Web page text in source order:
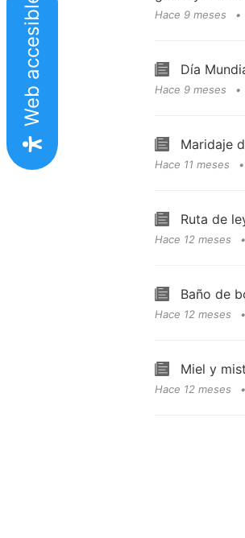
Hace 9 meses
Día
Hace 9 meses
Maridaje
Hace 11 meses
Ruta de
Hace 12 meses
Baño de
Hace 12 meses
Miel y
Hace 12 meses
Web accesible